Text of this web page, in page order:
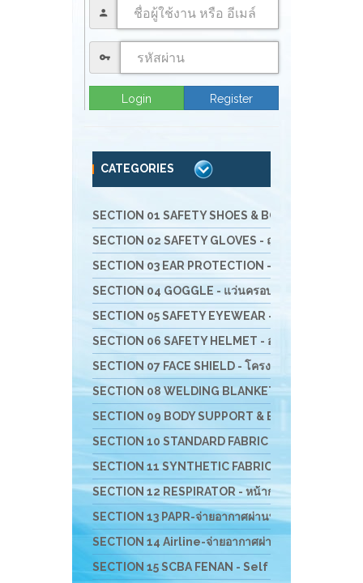
Login Register
CATEGORIES
SECTION 01 SAFETY SHOES & BOOTS - รองเท้า
SECTION 02 SAFETY GLOVES - ถุงมือนิรภัย
SECTION 03 EAR PROTECTION - อุปกรณ์สำหรับลด
SECTION 04 GOGGLE - แว่นครอบตานิรภัย
SECTION 05 SAFETY EYEWEAR - แว่นตานิรภัย แ
SECTION 06 SAFETY HELMET - อุปกรณ์ป้องกันศีร
SECTION 07 FACE SHIELD - โครงกระบังหน้าสำห
SECTION 08 WELDING BLANKET - ผ้าห่มกันสะเก็
SECTION 09 BODY SUPPORT & BACK
SECTION 10 STANDARD FABRIC MASK- ผ้าปิดจมู
SECTION 11 SYNTHETIC FABRIC MASK - ผ้าปิดจมู
SECTION 12 RESPIRATOR - หน้ากากตลับกรอง
SECTION 13 PAPR-จ่ายอากาศผ่านพัดลม BESTSAFE
SECTION 14 Airline-จ่ายอากาศผ่านสายลม
SECTION 15 SCBA FENAN - Self Contained